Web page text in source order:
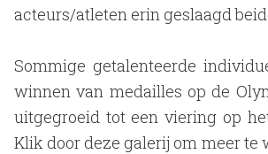
acteurs/atleten erin geslaagd
Sommige getalenteerde
winnen van medailles op de
uitgegroeid tot een viering op
Klik door deze galerij om meer te